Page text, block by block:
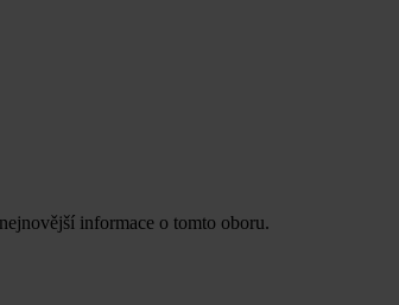
informace o tomto oboru.